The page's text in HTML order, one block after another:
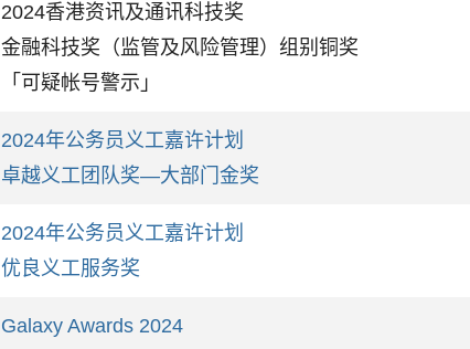
2024香港资讯及通讯科技奖
金融科技奖（监管及风险管理）组别铜奖
「可疑帐号警示」
2024年公务员义工嘉许计划
卓越义工团队奖—大部门金奖
2024年公务员义工嘉许计划
优良义工服务奖
Galaxy Awards 2024